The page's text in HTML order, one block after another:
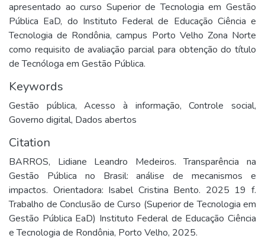
apresentado ao curso Superior de Tecnologia em Gestão
Pública EaD, do Instituto Federal de Educação Ciência e
Tecnologia de Rondônia, campus Porto Velho Zona Norte
como requisito de avaliação parcial para obtenção do título
de Tecnóloga em Gestão Pública.
Keywords
Gestão pública,Acesso à informação,Controle social,
Governo digital, Dados abertos
Citation
BARROS, Lidiane Leandro Medeiros. Transparência na
Gestão Pública no Brasil: análise de mecanismos e
impactos. Orientadora: Isabel Cristina Bento. 2025 19 f.
Trabalho de Conclusão de Curso (Superior de Tecnologia em
Gestão Pública EaD) Instituto Federal de Educação Ciência
e Tecnologia de Rondônia, Porto Velho, 2025.